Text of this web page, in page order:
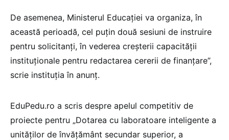
De asemenea, Ministerul Educației va organiza, în
această perioadă, cel puțin două sesiuni de instruire
pentru solicitanți, în vederea creșterii capacității
instituționale pentru redactarea cererii de finanțare”,
scrie instituția în anunț.
EduPedu.ro a scris despre apelul competitiv de
proiecte pentru „Dotarea cu laboratoare inteligente a
unităților de învățământ secundar superior, a